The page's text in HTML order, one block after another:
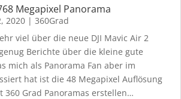
Megapixel Panorama
2020 | 360Grad
viel über die neue DJI Mavic Air 2
Berichte über die kleine gute
mich als Panorama Fan aber im
hat ist die 48 Megapixel Auflösung
360 Grad Panoramas erstellen…